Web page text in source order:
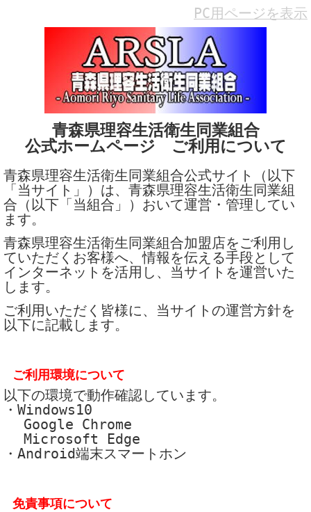
PC用ページを表示
青森県理容生活衛生同業組合
公式ホームページ ご利用について
青森県理容生活衛生同業組合公式サイト（以下
「当サイト」）は、青森県理容生活衛生同業組
合（以下「当組合」）おいて運営・管理してい
ます。
青森県理容生活衛生同業組合加盟店をご利用し
ていただくお客様へ、情報を伝える手段として
インターネットを活用し、当サイトを運営いた
します。
ご利用いただく皆様に、当サイトの運営方針を
以下に記載します。
ご利用環境について
以下の環境で動作確認しています。
・Windows10
Google Chrome
Microsoft Edge
・Android端末スマートホン
免責事項について